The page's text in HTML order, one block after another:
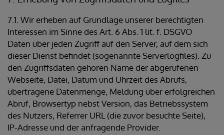
7.1. Wir erheben auf Grundlage unserer berechtigten
Interessen im Sinne des Art. 6 Abs. 1 lit. f. DSGVO
Daten über jeden Zugriff auf den Server, auf dem sich
dieser Dienst befindet (sogenannte Serverlogfiles). Zu
den Zugriffsdaten gehören Name der abgerufenen
Webseite, Datei, Datum und Uhrzeit des Abrufs,
übertragene Datenmenge, Meldung über erfolgreichen
Abruf, Browsertyp nebst Version, das Betriebssystem
des Nutzers, Referrer URL (die zuvor besuchte Seite),
IP-Adresse und der anfragende Provider.